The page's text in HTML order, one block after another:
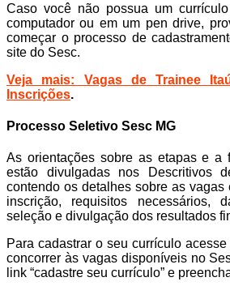
Caso você não possua um
computador ou em um pen drive,
começar o processo de
site do Sesc.
Veja mais: Vagas de Trainee
Inscrições.
Processo Seletivo Sesc MG
As orientações sobre as etapas e a
estão divulgadas nos Descritivos
contendo os detalhes sobre as vagas
inscrição, requisitos necessários,
seleção e divulgação dos resultados
Para cadastrar o seu currículo
concorrer às vagas disponíveis no
link “cadastre seu currículo” e